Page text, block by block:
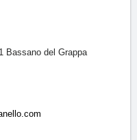
Bassano del Grappa